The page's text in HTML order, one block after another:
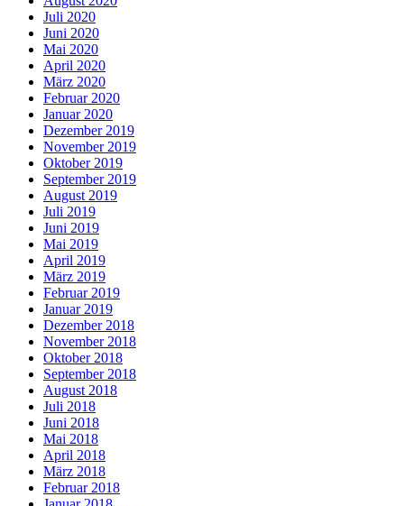
Juli 2020
Juni 2020
Mai 2020
April 2020
März 2020
Februar 2020
Januar 2020
Dezember 2019
November 2019
Oktober 2019
September 2019
August 2019
Juli 2019
Juni 2019
Mai 2019
April 2019
März 2019
Februar 2019
Januar 2019
Dezember 2018
November 2018
Oktober 2018
September 2018
August 2018
Juli 2018
Juni 2018
Mai 2018
April 2018
März 2018
Februar 2018